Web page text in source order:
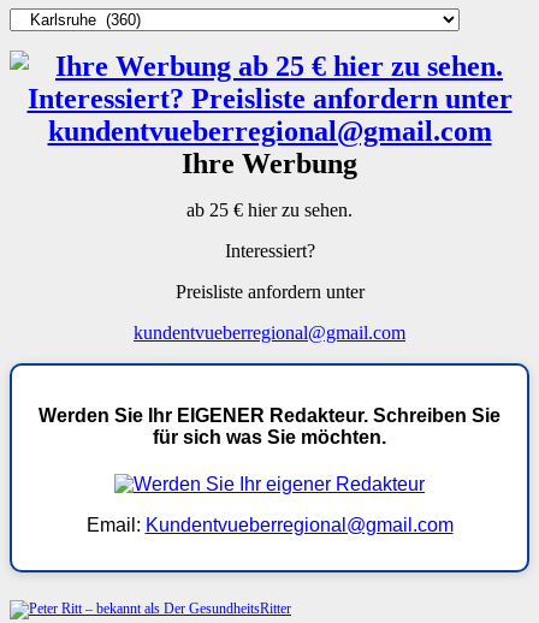
Kategorien
Ihre Werbung
ab 25 € hier zu sehen.
Interessiert?
Preisliste anfordern unter
kundentvueberregional@gmail.com
Werden Sie Ihr EIGENER Redakteur. Schreiben Sie
für sich was Sie möchten.
Email: Kundentvueberregional@gmail.com